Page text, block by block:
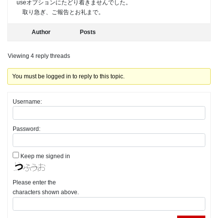
useオプションにたどり着きませんでした。
取り急ぎ、ご報告とお礼まで。
Author Posts
Viewing 4 reply threads
You must be logged in to reply to this topic.
Username:
Password:
Keep me signed in
Please enter the
characters shown above.